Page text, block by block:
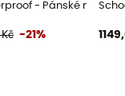
- Pánské nízké
-21%